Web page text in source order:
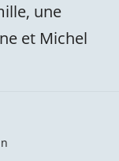
une
et Michel